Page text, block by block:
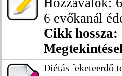
Hozzávalók:
6 evőkanál
Cikk hossza:
Diétás feketeerdő